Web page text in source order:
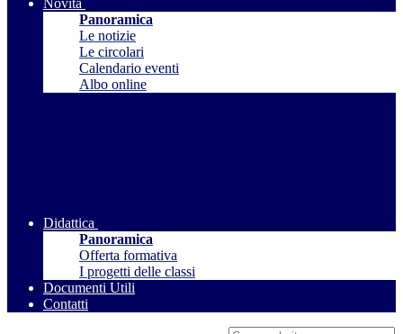
Novità
Panoramica
Le notizie
Le circolari
Calendario eventi
Albo online
Didattica
Panoramica
Offerta formativa
I progetti delle classi
Documenti Utili
Contatti